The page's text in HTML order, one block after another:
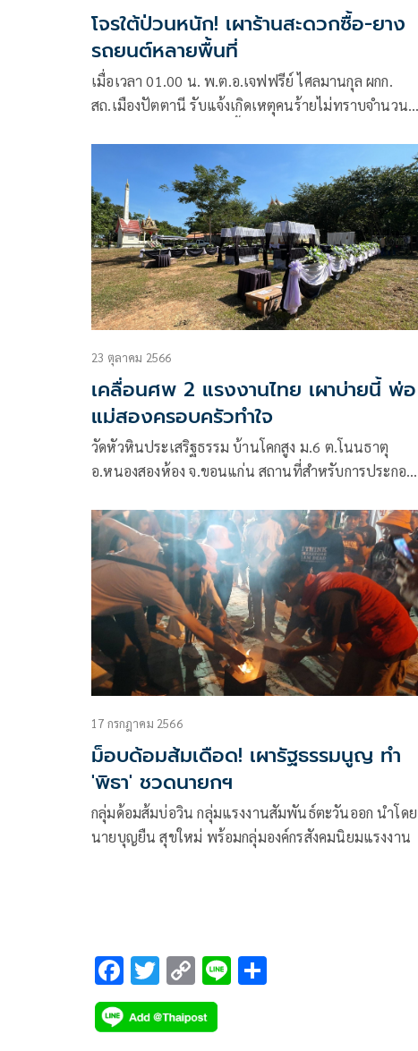
โจรใต้ป่วนหนัก! เผาร้านสะดวกซื้อ-ยาง
รถยนต์หลายพื้นที่
เมื่อเวลา 01.00 น. พ.ต.อ.เจฟฟรีย์ ไศลมานกุล ผกก.
สถ.เมืองปัตตานี รับแจ้งเกิดเหตุคนร้ายไม่ทราบจำนวน
23 ตุลาคม 2566
เคลื่อนศพ 2 แรงงานไทย เผาบ่ายนี้ พ่อ
แม่สองครอบครัวทำใจ
วัดหัวหินประเสริฐธรรม บ้านโคกสูง ม.6 ต.โนนธาตุ
อ.หนองสองห้อง จ.ขอนแก่น สถานที่สำหรับการประกอ
17 กรกฎาคม 2566
ม็อบด้อมส้มเดือด! เผารัฐธรรมนูญ ทำ
'พิธา' ชวดนายกฯ
กลุ่มด้อมส้มบ่อวิน กลุ่มแรงงานสัมพันธ์ตะวันออก นำโดย
นายบุญยืน สุขใหม่ พร้อมกลุ่มองค์กรสังคมนิยมแรงงาน
F
ac
e
T
wi
tt
C
o
p
Li